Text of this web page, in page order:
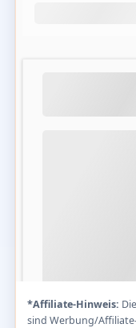
*Affiliate-Hinweis:
sind Werbung/